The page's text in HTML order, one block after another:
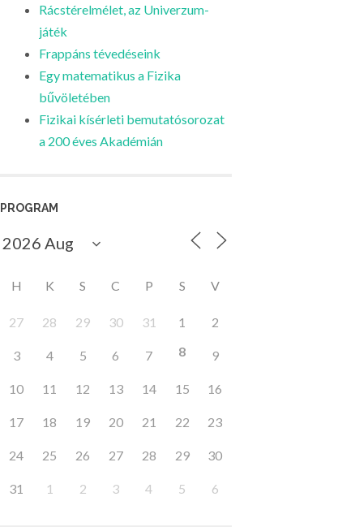
Rácstérelmélet, az Univerzum-
játék
Frappáns tévedéseink
Egy matematikus a Fizika
bűvöletében
Fizikai kísérleti bemutatósorozat
a 200 éves Akadémián
PROGRAM
H K S C P S V
27 28 29 30 31 1 2
3 4 5 6 7 8 9
10 11 12 13 14 15 16
17 18 19 20 21 22 23
24 25 26 27 28 29 30
31 1 2 3 4 5 6